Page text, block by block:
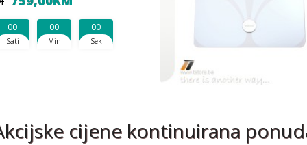
00
Sati
00
Min
00
Sek
cijene kontinuirana